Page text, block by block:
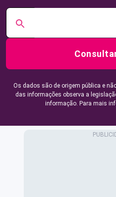
Os dados são de origem pública e
das informações observa a
informação. Para mais